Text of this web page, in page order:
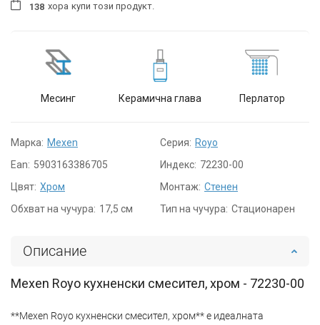
138 хора купи този продукт.
Месинг Керамична глава Перлатор
Марка: Mexen Серия: Royo
Ean: 5903163386705 Индекс: 72230-00
Цвят: Хром Монтаж: Стенен
Обхват на чучура: 17,5 см Тип на чучура: Стационарен
Описание
Mexen Royo кухненски смесител, хром - 72230-00
**Mexen Royo кухненски смесител, хром** е идеалната